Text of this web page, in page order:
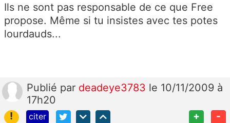
Ils ne sont pas responsable de ce que Free
propose. Même si tu insistes avec tes potes
lourdauds...
Publié par deadeye3783 le 10/11/2009 à
17h20
!
citer + -